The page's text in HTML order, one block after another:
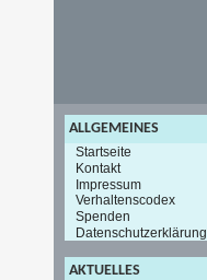
ALLGEMEINES
Startseite
Kontakt
Impressum
Verhaltenscodex
Spenden
Datenschutzerklärung
AKTUELLES